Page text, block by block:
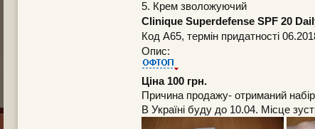
5. Крем зволожуючий
Clinique Superdefense SPF 20
Код А65, термін придатності
Опис:
Ціна 100 грн.
Причина продажу- отриманий
В Україні буду до 10.04. Місце